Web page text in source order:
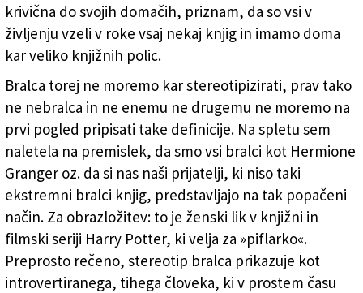
krivična do svojih domačih, priznam, da so vsi v
življenju vzeli v roke vsaj nekaj knjig in imamo doma
kar veliko knjižnih polic.
Bralca torej ne moremo kar stereotipizirati, prav tako
ne nebralca in ne enemu ne drugemu ne moremo na
prvi pogled pripisati take definicije. Na spletu sem
naletela na premislek, da smo vsi bralci kot Hermione
Granger oz. da si nas naši prijatelji, ki niso taki
ekstremni bralci knjig, predstavljajo na tak popačeni
način. Za obrazložitev: to je ženski lik v knjižni in
filmski seriji Harry Potter, ki velja za »piflarko«.
Preprosto rečeno, stereotip bralca prikazuje kot
introvertiranega, tihega človeka, ki v prostem času